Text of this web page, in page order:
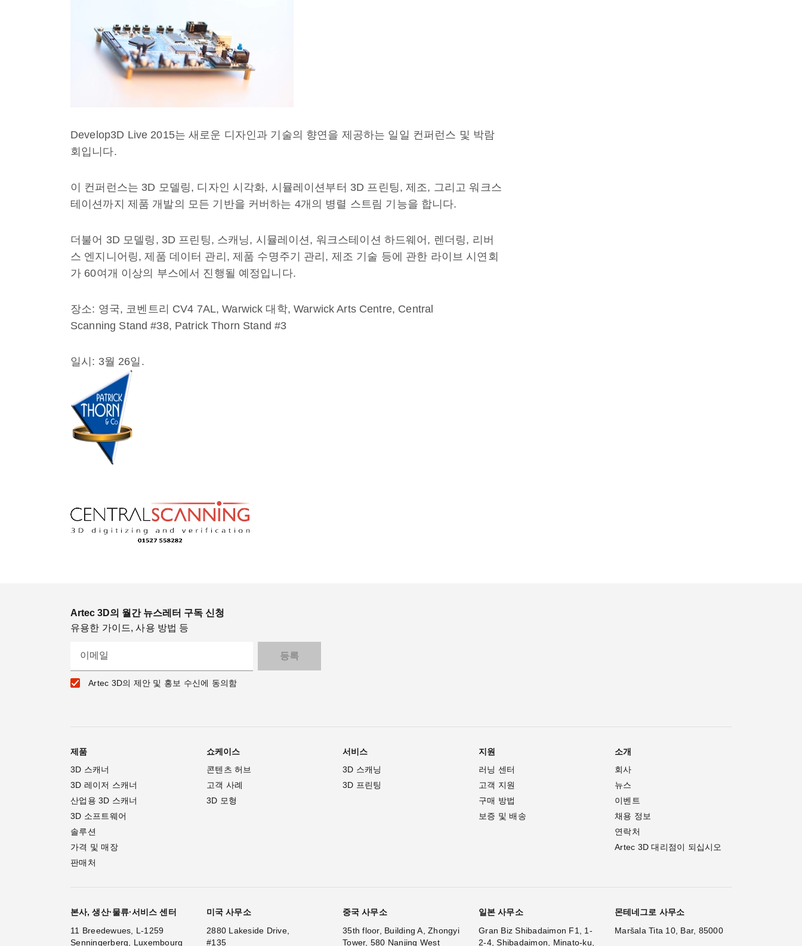
Develop3D Live 2015는 새로운 디자인과 기술의 향연을 제공하는 일일 컨퍼런스 및 박람
회입니다.
이 컨퍼런스는 3D 모델링, 디자인 시각화, 시뮬레이션부터 3D 프린팅, 제조, 그리고 워크스
테이션까지 제품 개발의 모든 기반을 커버하는 4개의 병렬 스트림 기능을 합니다.
더불어 3D 모델링, 3D 프린팅, 스캐닝, 시뮬레이션, 워크스테이션 하드웨어, 렌더링, 리버
스 엔지니어링, 제품 데이터 관리, 제품 수명주기 관리, 제조 기술 등에 관한 라이브 시연회
가 60여개 이상의 부스에서 진행될 예정입니다.
장소: 영국, 코벤트리 CV4 7AL, Warwick 대학, Warwick Arts Centre, Central
Scanning Stand #38, Patrick Thorn Stand #3
일시: 3월 26일.
Artec 3D의 월간 뉴스레터 구독 신청
유용한 가이드, 사용 방법 등
이메일
Artec 3D의 제안 및 홍보 수신에 동의함
제품
3D 스캐너
3D 레이저 스캐너
산업용 3D 스캐너
3D 소프트웨어
솔루션
가격 및 매장
판매처
쇼케이스
콘텐츠 허브
고객 사례
3D 모형
서비스
3D 스캐닝
3D 프린팅
지원
러닝 센터
고객 지원
구매 방법
보증 및 배송
소개
회사
뉴스
이벤트
채용 정보
연락처
Artec 3D 대리점이 되십시오
본사, 생산·물류·서비스 센터
11 Breedewues, L-1259
Senningerberg, Luxembourg
미국 사무소
2880 Lakeside Drive,
#135
중국 사무소
35th floor, Building A, Zhongyi
Tower, 580 Nanjing West
일본 사무소
Gran Biz Shibadaimon F1, 1-
2-4, Shibadaimon, Minato-ku,
몬테네그로 사무소
Maršala Tita 10, Bar, 85000